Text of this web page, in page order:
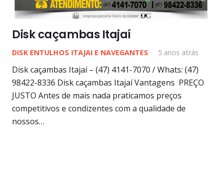
Disk caçambas Itajaí
DISK ENTULHOS ITAJAI E NAVEGANTES 5 anos atrás
Disk caçambas Itajaí – (47) 4141-7070 / Whats: (47)
98422-8336 Disk caçambas Itajaí Vantagens PREÇO
JUSTO Antes de mais nada praticamos preços
competitivos e condizentes com a qualidade de
nossos…